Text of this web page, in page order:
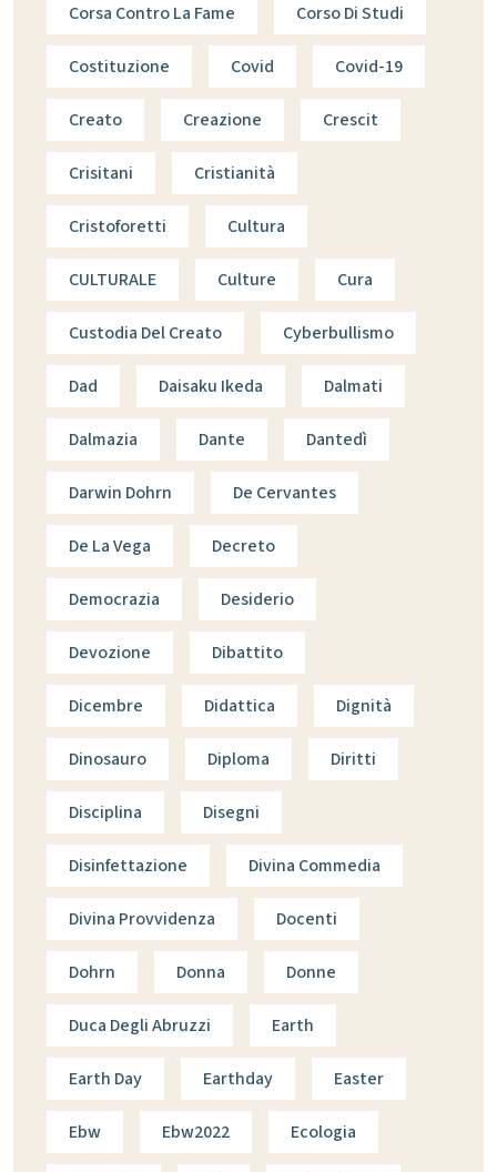
Corsa Contro La Fame Corso Di Studi
Costituzione Covid Covid-19
Creato Creazione Crescit
Crisitani Cristianità
Cristoforetti Cultura
CULTURALE Culture Cura
Custodia Del Creato Cyberbullismo
Dad Daisaku Ikeda Dalmati
Dalmazia Dante Dantedì
Darwin Dohrn De Cervantes
De La Vega Decreto
Democrazia Desiderio
Devozione Dibattito
Dicembre Didattica Dignità
Dinosauro Diploma Diritti
Disciplina Disegni
Disinfettazione Divina Commedia
Divina Provvidenza Docenti
Dohrn Donna Donne
Duca Degli Abruzzi Earth
Earth Day Earthday Easter
Ebw Ebw2022 Ecologia